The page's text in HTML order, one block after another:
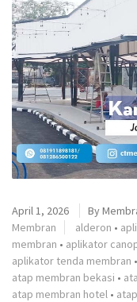
April 1, 2026 By
Membran
alderon •
membran • aplikator
aplikator tenda membran •
atap membran bekasi •
atap membran hotel •